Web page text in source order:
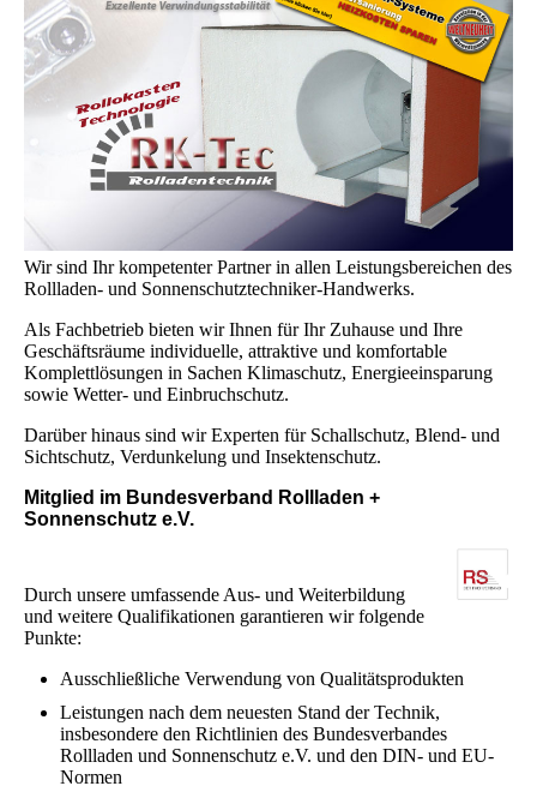
Wir sind Ihr kompetenter Partner in allen Leistungsbereichen des
Rollladen- und Sonnenschutztechniker-Handwerks.
Als Fachbetrieb bieten wir Ihnen für Ihr Zuhause und Ihre
Geschäftsräume individuelle, attraktive und komfortable
Komplettlösungen in Sachen Klimaschutz, Energieeinsparung
sowie Wetter- und Einbruchschutz.
Darüber hinaus sind wir Experten für Schallschutz, Blend- und
Sichtschutz, Verdunkelung und Insektenschutz.
Mitglied im Bundesverband Rollladen +
Sonnenschutz e.V.
Durch unsere umfassende Aus- und Weiterbildung
und weitere Qualifikationen garantieren wir folgende
Punkte:
Ausschließliche Verwendung von Qualitätsprodukten
Leistungen nach dem neuesten Stand der Technik,
insbesondere den Richtlinien des Bundesverbandes
Rollladen und Sonnenschutz e.V. und den DIN- und EU-
Normen